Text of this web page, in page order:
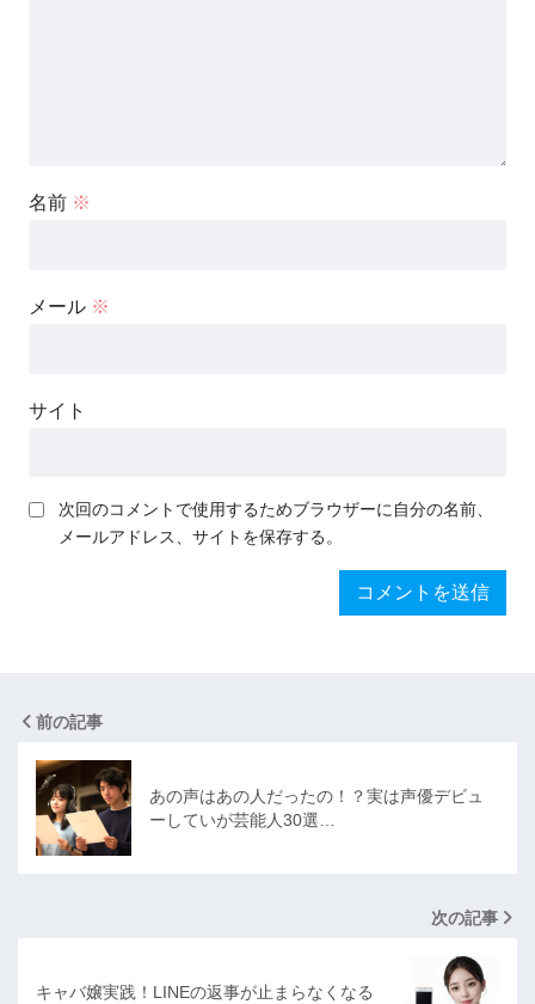
名前 ※
メール ※
サイト
次回のコメントで使用するためブラウザーに自分の名前、
メールアドレス、サイトを保存する。
前の記事
あの声はあの人だったの！？実は声優デビュ
ーしていが芸能人30選…
次の記事
キャバ嬢実践！LINEの返事が止まらなくなる